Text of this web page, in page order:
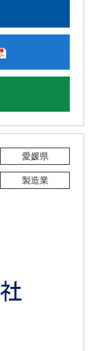
愛媛県
製造業